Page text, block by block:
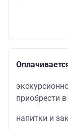
приобрести
напитки и